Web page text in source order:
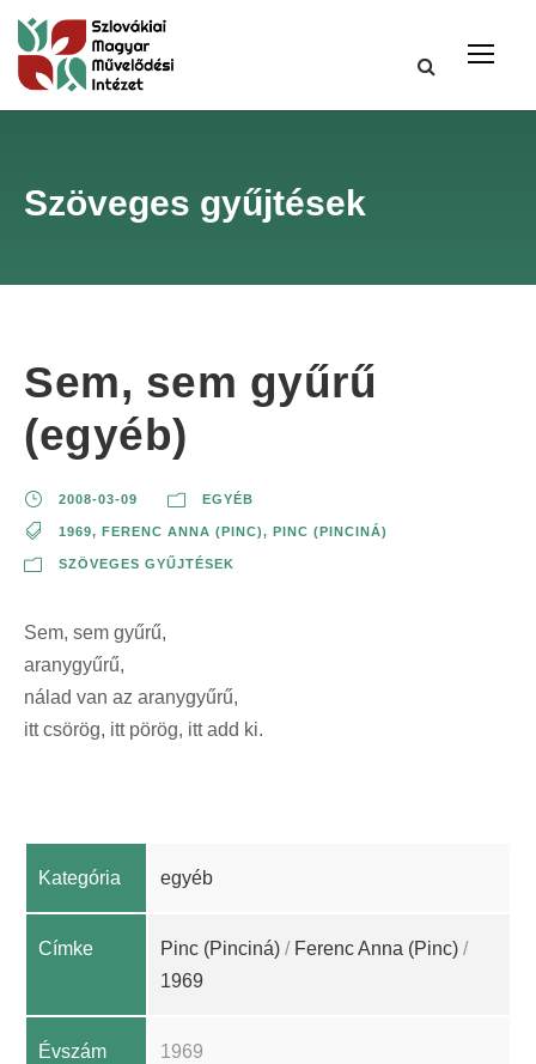
Szöveges gyűjtések
Sem, sem gyűrű
(egyéb)
2008-03-09 EGYÉB
1969, FERENC ANNA (PINC), PINC (PINCINÁ)
SZÖVEGES GYŰJTÉSEK
Sem, sem gyűrű,
aranygyűrű,
nálad van az aranygyűrű,
itt csörög, itt pörög, itt add ki.
Kategória egyéb
Címke Pinc (Pinciná) / Ferenc Anna (Pinc) /
1969
Évszám 1969